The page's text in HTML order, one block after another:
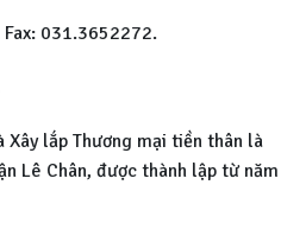
031.3652272.
Xây lắp Thương mại tiền thân là
Lê Chân, được thành lập từ năm